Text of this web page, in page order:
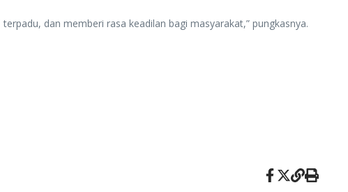
dan memberi rasa keadilan bagi masyarakat,” pungkasnya.